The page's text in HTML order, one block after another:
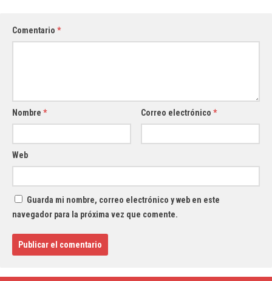
Comentario *
Nombre * Correo electrónico*
Web
Guarda mi nombre, correo electrónico y web en este
navegador para la próxima vez que comente.